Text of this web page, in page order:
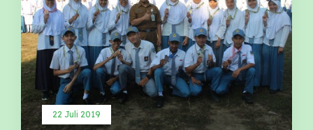
22 Juli 2019